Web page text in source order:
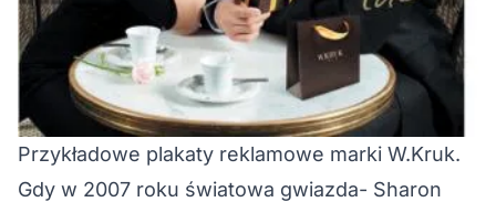
Przykładowe plakaty reklamowe marki W.Kruk.
Gdy w 2007 roku światowa gwiazda- Sharon